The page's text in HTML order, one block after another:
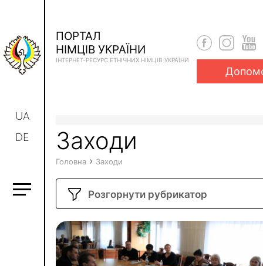
UA
DE
ПОРТАЛ
НІМЦІВ УКРАЇНИ
ІНТЕРНЕТ-РЕСУРС ЕТНІЧНИХ НІМЦІВ УКРАЇНИ
Заходи
Головна › Заходи
Розгорнути рубрикатор